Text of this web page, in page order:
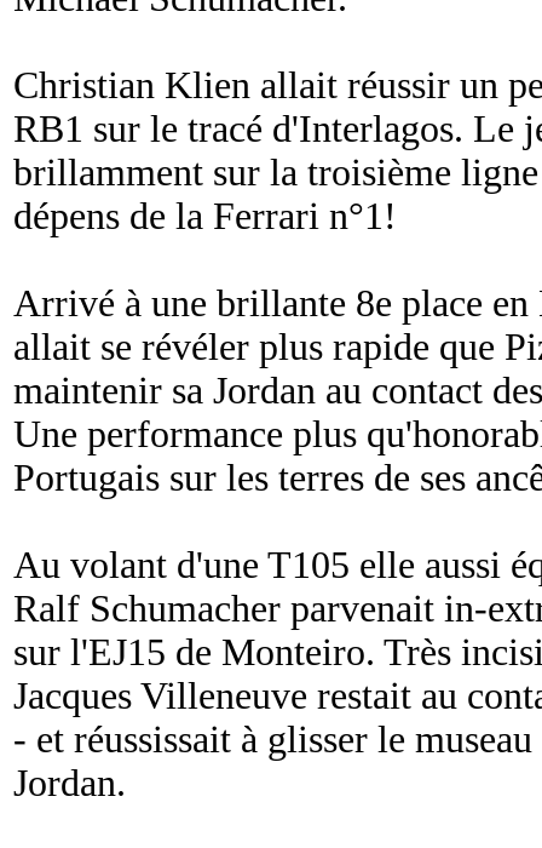
Christian Klien allait réussir un
RB1 sur le tracé d'Interlagos. Le
brillamment sur la troisième
dépens de la Ferrari n°1!
Arrivé à une brillante 8e place
allait se révéler plus rapide que
maintenir sa Jordan au contact
Une performance plus
Portugais sur les terres de ses
Au volant d'une T105 elle aussi
Ralf Schumacher parvenait in-
sur l'EJ15 de Monteiro. Très
Jacques Villeneuve restait au
- et réussissait à glisser le
Jordan.